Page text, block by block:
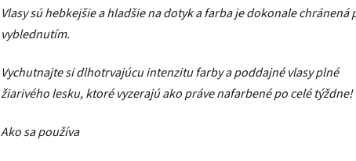
Vlasy sú hebkejšie a hladšie na dotyk a farba je dokonale chránená
vyblednutím.
Vychutnajte si dlhotrvajúcu intenzitu farby a poddajné vlasy plné
žiarivého lesku, ktoré vyzerajú ako práve nafarbené po celé týždne!
Ako sa používa